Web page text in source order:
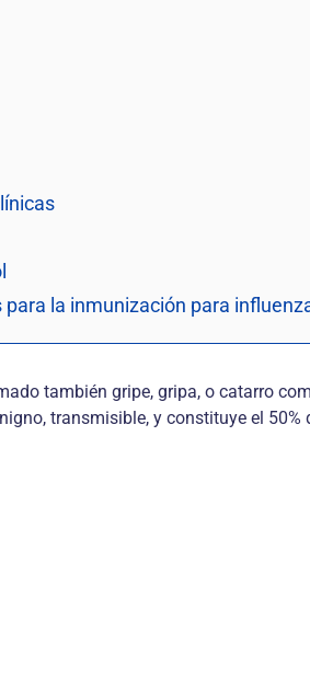
la inmunización para
también gripe, gripa, o catarro
transmisible, y constituye el